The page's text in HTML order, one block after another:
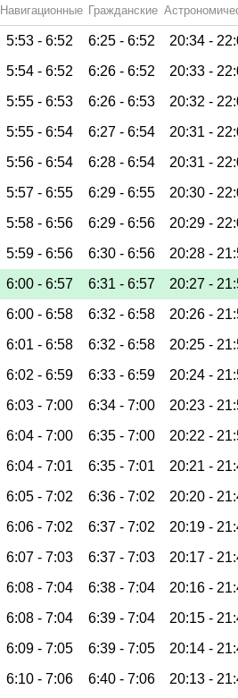
Навигационные Гражданские
5:53 - 6:52 6:25 - 6:52 20:34 -
5:54 - 6:52 6:26 - 6:52 20:33 -
5:55 - 6:53 6:26 - 6:53 20:32 -
5:55 - 6:54 6:27 - 6:54 20:31 -
5:56 - 6:54 6:28 - 6:54 20:31 -
5:57 - 6:55 6:29 - 6:55 20:30 -
5:58 - 6:56 6:29 - 6:56 20:29 -
5:59 - 6:56 6:30 - 6:56 20:28 -
6:00 - 6:57 6:31 - 6:57 20:27 -
6:00 - 6:58 6:32 - 6:58 20:26 -
6:01 - 6:58 6:32 - 6:58 20:25 -
6:02 - 6:59 6:33 - 6:59 20:24 -
6:03 - 7:00 6:34 - 7:00 20:23 -
6:04 - 7:00 6:35 - 7:00 20:22 -
6:04 - 7:01 6:35 - 7:01 20:21 -
6:05 - 7:02 6:36 - 7:02 20:20 -
6:06 - 7:02 6:37 - 7:02 20:19 -
6:07 - 7:03 6:37 - 7:03 20:17 -
6:08 - 7:04 6:38 - 7:04 20:16 -
6:08 - 7:04 6:39 - 7:04 20:15 -
6:09 - 7:05 6:39 - 7:05 20:14 -
6:10 - 7:06 6:40 - 7:06 20:13 -